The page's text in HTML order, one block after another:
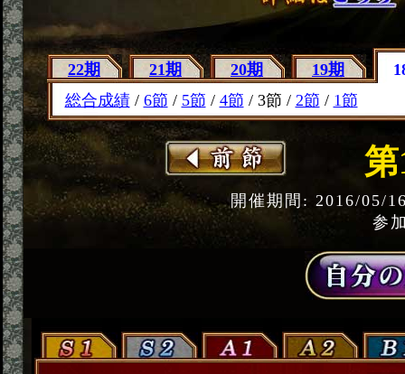
22期 21期 20期 19期
総合成績/ 6節 / 5節 / 4節 / 3節 / 2節 / 1節
第
開催期間: 2016/05/
参